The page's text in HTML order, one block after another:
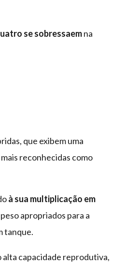
se sobressaemna
que exibem uma
reconhecidas como
à sua multiplicação em
apropriados para a
tanque.
alta capacidade reprodutiva,